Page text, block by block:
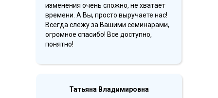
изменения очень сложно, не хватает
времени. А Вы, просто выручаете нас!
Всегда слежу за Вашими семинарами,
огромное спасибо! Все доступно,
понятно!
Татьяна Владимировна